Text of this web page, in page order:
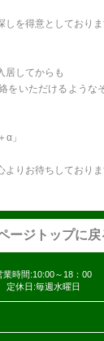
を得意としておりま
居してからも
をいただけるような
α」
りお待ちしておりま
ージトップに戻
業時間:10:00～18：00
定休日:毎週水曜日